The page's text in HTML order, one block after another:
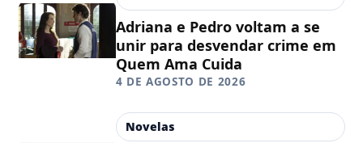
Adriana e Pedro voltam a se
unir para desvendar crime em
Quem Ama Cuida
4 DE AGOSTO DE 2026
Novelas